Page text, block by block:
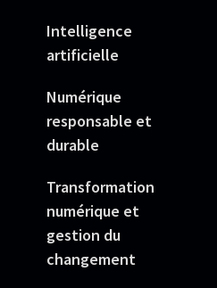
Intelligence
artificielle
Numérique
responsable et
durable
Transformation
numérique et
gestion du
changement